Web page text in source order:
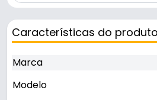
Características do produto
Marca
Modelo